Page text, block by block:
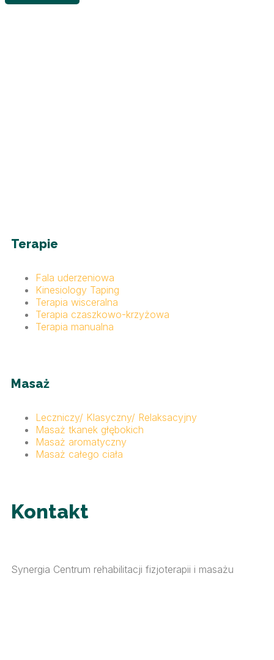
Terapie
Fala uderzeniowa
Kinesiology Taping
Terapia wisceralna
Terapia czaszkowo-krzyżowa
Terapia manualna
Masaż
Leczniczy/ Klasyczny/ Relaksacyjny
Masaż tkanek głębokich
Masaż aromatyczny
Masaż całego ciała
Kontakt
Synergia Centrum rehabilitacji fizjoterapii i masażu